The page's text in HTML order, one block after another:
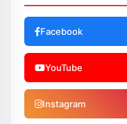
Facebook
YouTube
Instagram